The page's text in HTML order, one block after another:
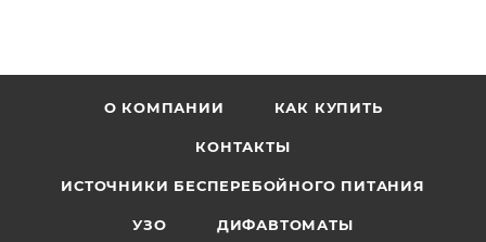
О КОМПАНИИ КАК КУПИТЬ
КОНТАКТЫ
ИСТОЧНИКИ БЕСПЕРЕБОЙНОГО ПИТАНИЯ
УЗО ДИФАВТОМАТЫ